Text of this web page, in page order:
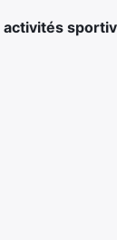
activités